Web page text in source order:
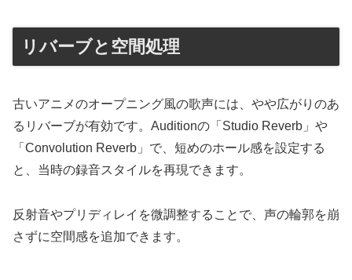
リバーブと空間処理
古いアニメのオープニング風の歌声には、やや広がりのあ
るリバーブが有効です。Auditionの「Studio Reverb」や
「Convolution Reverb」で、短めのホール感を設定する
と、当時の録音スタイルを再現できます。
反射音やプリディレイを微調整することで、声の輪郭を崩
さずに空間感を追加できます。